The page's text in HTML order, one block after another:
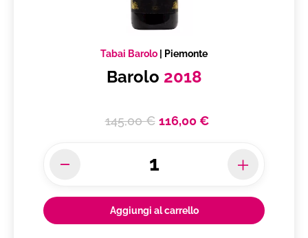
Tabai Barolo Piemonte
Barolo 2018
145,00 € 116,00 €
Aggiungi al carrello